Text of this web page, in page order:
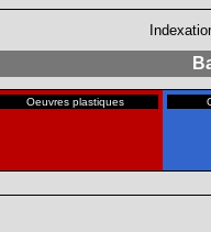
Oeuvres plastiques